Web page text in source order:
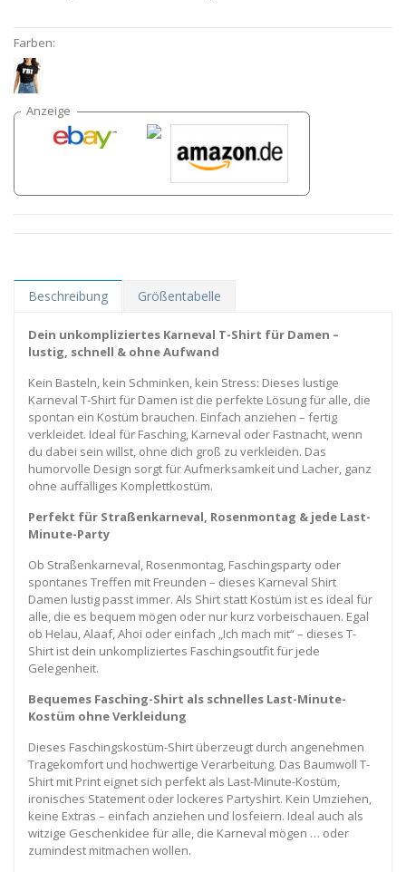
Farben:
Beschreibung Größentabelle
Dein unkompliziertes Karneval T-Shirt für Damen –
lustig, schnell & ohne Aufwand
Kein Basteln, kein Schminken, kein Stress: Dieses lustige
Karneval T-Shirt für Damen ist die perfekte Lösung für alle, die
spontan ein Kostüm brauchen. Einfach anziehen – fertig
verkleidet. Ideal für Fasching, Karneval oder Fastnacht, wenn
du dabei sein willst, ohne dich groß zu verkleiden. Das
humorvolle Design sorgt für Aufmerksamkeit und Lacher, ganz
ohne auffälliges Komplettkostüm.
Perfekt für Straßenkarneval, Rosenmontag & jede Last-
Minute-Party
Ob Straßenkarneval, Rosenmontag, Faschingsparty oder
spontanes Treffen mit Freunden – dieses Karneval Shirt
Damen lustig passt immer. Als Shirt statt Kostüm ist es ideal für
alle, die es bequem mögen oder nur kurz vorbeischauen. Egal
ob Helau, Alaaf, Ahoi oder einfach „Ich mach mit“ – dieses T-
Shirt ist dein unkompliziertes Faschingsoutfit für jede
Gelegenheit.
Bequemes Fasching-Shirt als schnelles Last-Minute-
Kostüm ohne Verkleidung
Dieses Faschingskostüm-Shirt überzeugt durch angenehmen
Tragekomfort und hochwertige Verarbeitung. Das Baumwoll T-
Shirt mit Print eignet sich perfekt als Last-Minute-Kostüm,
ironisches Statement oder lockeres Partyshirt. Kein Umziehen,
keine Extras – einfach anziehen und losfeiern. Ideal auch als
witzige Geschenkidee für alle, die Karneval mögen … oder
zumindest mitmachen wollen.